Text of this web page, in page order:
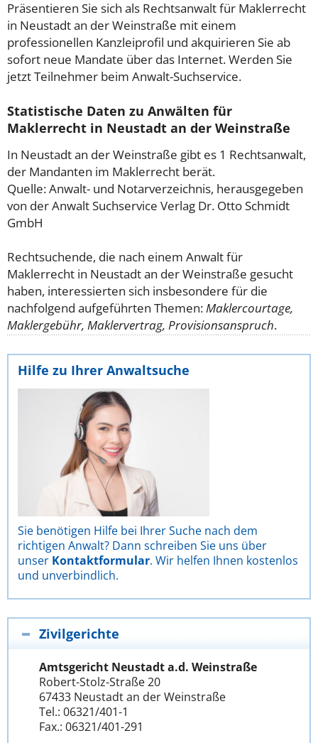
Präsentieren Sie sich als Rechtsanwalt für Maklerrecht
in Neustadt an der Weinstraße mit einem
professionellen Kanzleiprofil und akquirieren Sie ab
sofort neue Mandate über das Internet. Werden Sie
jetzt Teilnehmer beim Anwalt-Suchservice.
Statistische Daten zu Anwälten für
Maklerrecht in Neustadt an der Weinstraße
In Neustadt an der Weinstraße gibt es 1 Rechtsanwalt,
der Mandanten im Maklerrecht berät.
Quelle: Anwalt- und Notarverzeichnis, herausgegeben
von der Anwalt Suchservice Verlag Dr. Otto Schmidt
GmbH
Rechtsuchende, die nach einem Anwalt für
Maklerrecht in Neustadt an der Weinstraße gesucht
haben, interessierten sich insbesondere für die
nachfolgend aufgeführten Themen:Maklercourtage,
Maklergebühr, Maklervertrag, Provisionsanspruch.
Hilfe zu Ihrer Anwaltsuche
Sie benötigen Hilfe bei Ihrer Suche nach dem
richtigen Anwalt? Dann schreiben Sie uns über
unser Kontaktformular. Wir helfen Ihnen kostenlos
und unverbindlich.
Zivilgerichte
Amtsgericht Neustadt a.d. Weinstraße
Robert-Stolz-Straße 20
67433 Neustadt an der Weinstraße
Tel.: 06321/401-1
Fax.: 06321/401-291